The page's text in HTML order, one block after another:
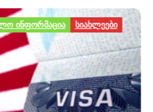
ᲛᲝᲒᲖᲐᲣᲠᲝᲑᲐ ᲓᲐ ᲢᲣᲠᲘᲖᲛᲘ
ᲡᲐᲡᲐᲠᲒᲔᲑᲚᲝ ᲘᲜᲤᲝᲠᲛᲐᲪᲘᲐ